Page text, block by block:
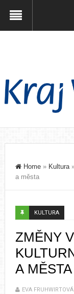
Home» Kultura
a města
KULTURA
ZMĚNY
A MĚSTA
EVA FRUHWIRTOVÁ